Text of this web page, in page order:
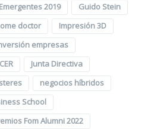
2019
Guido Stein
doctor
Impresión 3D
empresas
Junta Directiva
negocios híbridos
School
Fom Alumni 2022